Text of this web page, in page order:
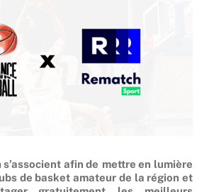
afin de mettre en lumière
de basket amateur de la région et